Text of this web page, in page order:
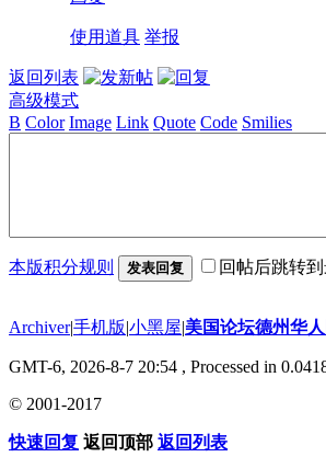
使用道具 举报
返回列表
高级模式
B Color Image Link Quote Code Smilies
本版积分规则 发表回复 回帖后跳转
Archiver|手机版|小黑屋|美国论坛德州华
GMT-6, 2026-8-7 20:54 , Processed in
© 2001-2017
快速回复 返回顶部 返回列表